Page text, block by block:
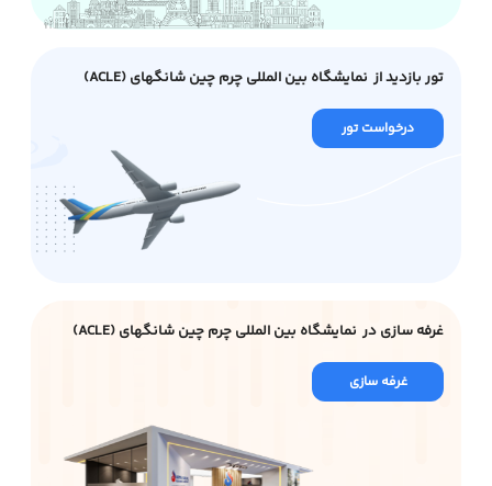
تور بازدید از نمایشگاه بین المللی چرم چین شانگهای (ACLE)
درخواست تور
غرفه سازی در نمایشگاه بین المللی چرم چین شانگهای (ACLE)
غرفه سازی